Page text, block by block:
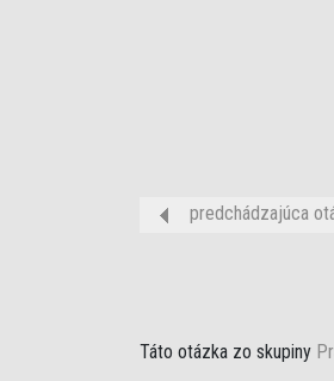
predchádzajúca
Táto otázka zo skupiny